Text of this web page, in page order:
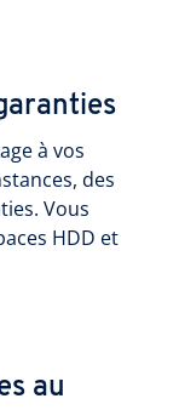
à vos
des
Vous
HDD et
au